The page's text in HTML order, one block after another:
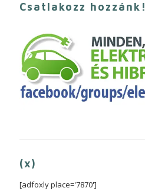
Csatlakozz hozzánk!
(x)
[adfoxly place='7870']